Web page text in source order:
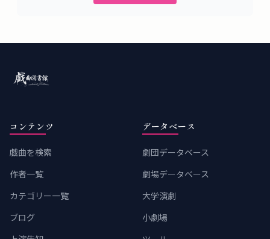
コンテンツ
戯曲を検索
作者一覧
カテゴリー一覧
ブログ
データベース
劇団データベース
劇場データベース
大学演劇
小劇場